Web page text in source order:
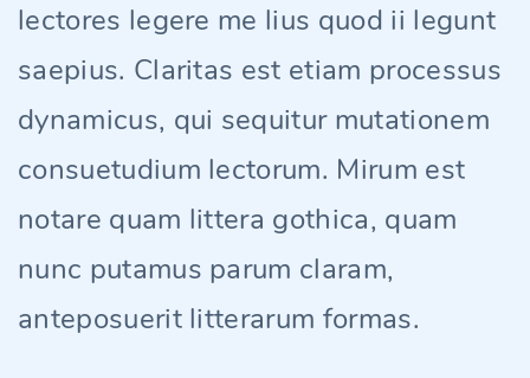
lectores legere me lius quod ii legunt
saepius. Claritas est etiam processus
dynamicus, qui sequitur mutationem
consuetudium lectorum. Mirum est
notare quam littera gothica, quam
nunc putamus parum claram,
anteposuerit litterarum formas.